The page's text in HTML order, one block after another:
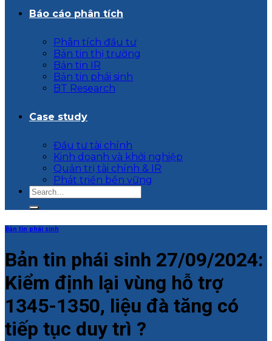
Báo cáo phân tích
Phân tích đầu tư
Bản tin thị trường
Bản tin IR
Bản tin phái sinh
BT Research
Case study
Đầu tư tài chính
Kinh doanh và khởi nghiệp
Quản trị tài chính & IR
Phát triển bền vững
Bản tin phái sinh
Bản tin phái sinh 27/09/2024:
Kiểm định lại vùng hỗ trợ
1345-1350, liệu đà tăng có
tiếp tục duy trì ?